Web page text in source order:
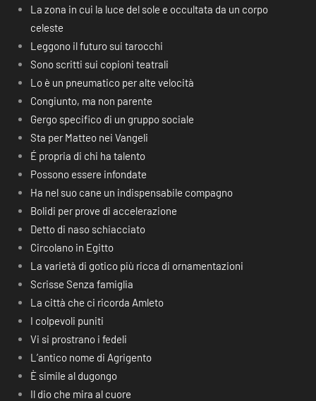
La zona in cui la luce del sole e occultata da un corpo
celeste
Leggono il futuro sui tarocchi
Sono scritti sui copioni teatrali
Lo è un pneumatico per alte velocità
Congiunto, ma non parente
Gergo specifico di un gruppo sociale
Sta per Matteo nei Vangeli
É propria di chi ha talento
Possono essere infondate
Ha nel suo cane un indispensabile compagno
Bolidi per prove di accelerazione
Detto di naso schiacciato
Circolano in Egitto
La varietà di gotico più ricca di ornamentazioni
Scrisse Senza famiglia
La città che ci ricorda Amleto
I colpevoli puniti
Vi si prostrano i fedeli
L’antico nome di Agrigento
È simile al dugongo
Il dio che mira al cuore